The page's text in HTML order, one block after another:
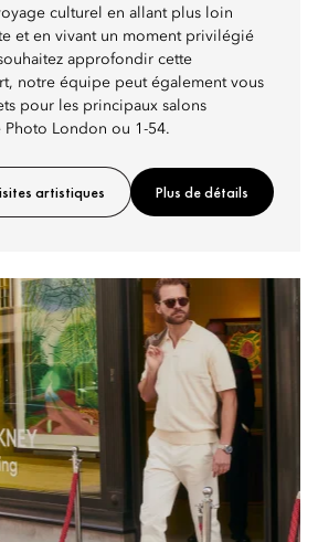
culturel en allant plus loin
et en vivant un moment privilégié
approfondir cette
notre équipe peut également vous
pour les principaux salons
Photo London ou 1-54.
artistiques Plus de détails